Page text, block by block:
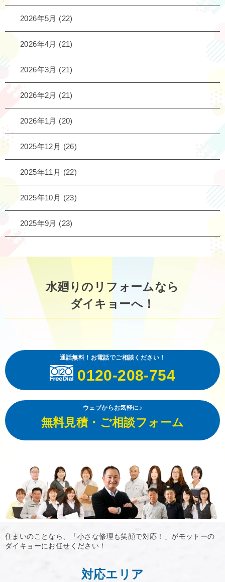
2026年5月 (22)
2026年4月 (21)
2026年3月 (21)
2026年2月 (21)
2026年1月 (20)
2025年12月 (26)
2025年11月 (22)
2025年10月 (23)
2025年9月 (23)
水廻りのリフォームなら
ダイキョーへ！
通話無料！お電話でご相談ください！
0120-208-754
ウェブからお気軽に♪
無料見積・ご相談フォーム
住まいのことなら、「小さな修理も笑顔で対応！」がモットーの
ダイキョーにお任せください！
対応エリア